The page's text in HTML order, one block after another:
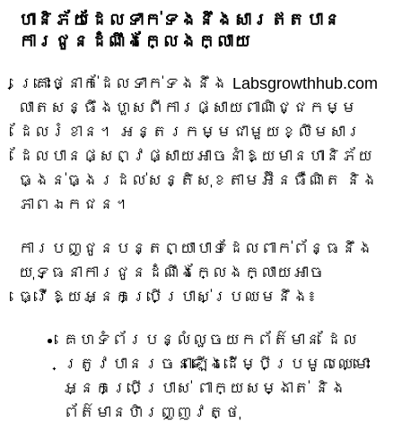
ហានិភ័យដែលទាក់ទងនឹងសារឥតបាន
ការជូនដំណឹងក្លែងក្លាយ
គ្រោះថ្នាក់ដែលទាក់ទងនឹង Labsgrowthhub.com
លាតសន្ធឹងហួសពីការផ្សាយពាណិជ្ជកម្ម
ដែលរំខាន។ អន្តរកម្មជាមួយខ្លឹមសារ
ដែលបានផ្សព្វផ្សាយអាចនាំឱ្យមានហានិភ័យ
ធ្ងន់ធ្ងរដល់សន្តិសុខតាមអ៊ីនធឺណិត និង
ភាពឯកជន។
ការបញ្ជូនបន្តព្យាបាទដែលពាក់ព័ន្ធនឹង
យុទ្ធនាការជូនដំណឹងក្លែងក្លាយអាច
ធ្វើឱ្យអ្នកប្រើប្រាស់ប្រឈមនឹង៖
គេហទំព័របន្លំលួចយកព័ត៌មាន ដែល
ត្រូវបានរចនាឡើងដើម្បីប្រមូលឈ្មោះ
អ្នកប្រើប្រាស់ ពាក្យសម្ងាត់ និង
ព័ត៌មានហិរញ្ញវត្ថុ